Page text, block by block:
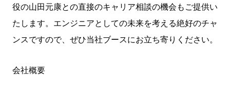
役の山田元康との直接のキャリア相談の機会もご提供い
たします。エンジニアとしての未来を考える絶好のチャ
ンスですので、ぜひ当社ブースにお立ち寄りください。
会社概要